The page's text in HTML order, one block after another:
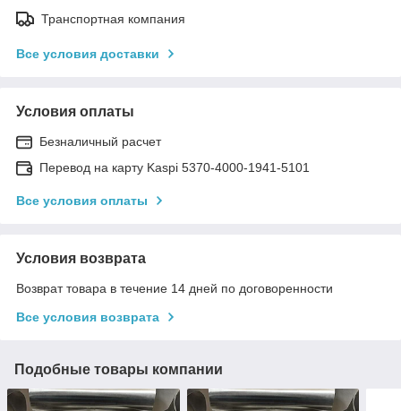
Транспортная компания
Все условия доставки
Условия оплаты
Безналичный расчет
Перевод на карту Kaspi 5370-4000-1941-5101
Все условия оплаты
Условия возврата
Возврат товара в течение 14 дней по договоренности
Все условия возврата
Подобные товары компании